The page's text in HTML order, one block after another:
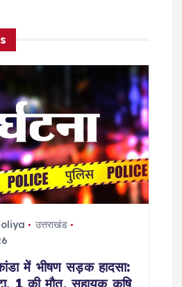
उत्तराखंड
में भीषण सड़क हादसा: